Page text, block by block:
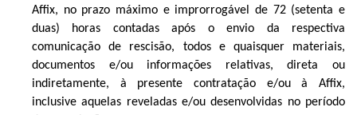
Affix, no prazo máximo e improrrogável de 72 (setenta e
duas) horas contadas após o envio da respectiva
comunicação de rescisão, todos e quaisquer materiais,
documentos e/ou informações relativas, direta ou
indiretamente, à presente contratação e/ou à Affix,
inclusive aquelas reveladas e/ou desenvolvidas no período